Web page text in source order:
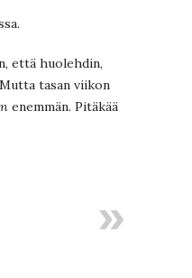
että huolehdin,
Mutta tasan viikon
enemmän. Pitäkää